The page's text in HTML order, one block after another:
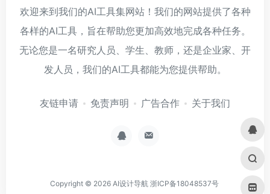
欢迎来到我们的AI工具集网站！我们的网站提供了各种
各样的AI工具，旨在帮助您更加高效地完成各种任务。
无论您是一名研究人员、学生、教师，还是企业家、开
发人员，我们的AI工具都能为您提供帮助。
友链申请 免责声明 广告合作 关于我们
Copyright © 2026 AI设计导航 浙ICP备18048537号